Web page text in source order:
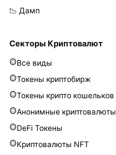
📉 Дамп
Секторы Криптовалют
Все виды
Токены криптобирж
Токены крипто кошельков
Анонимные криптовалюты
DeFi Токены
Криптовалюты NFT